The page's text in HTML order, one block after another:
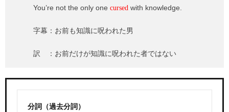
You’re not the only one cursed with knowledge.
字幕：お前も知識に呪われた男
訳 ：お前だけが知識に呪われた者ではない
分詞（過去分詞）